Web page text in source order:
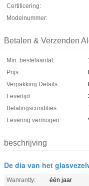
Certificering:
Modelnummer:
Betalen & Verzenden
Min. bestelaantal:
Prijs:
Verpakking Details:
Levertijd:
Betalingscondities:
Levering vermogen:
beschrijving
De dia van het
Wanrantty:
één jaar